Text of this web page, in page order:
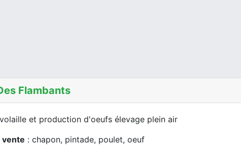
Flambants
et production d'oeufs élevage plein air
vente : chapon, pintade, poulet, oeuf